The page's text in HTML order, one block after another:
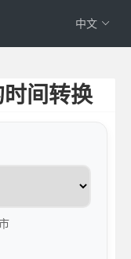
中文
间转换